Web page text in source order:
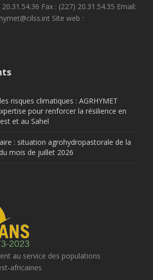
Fax : (227) 20.31.54.35 Email:
Site web :
risques climatiques : AGRHYMET
pour renforcer la résilience en
et au Sahel
: situation agrohydropastorale de la
mois de juillet 2026
au service des populations
africaines